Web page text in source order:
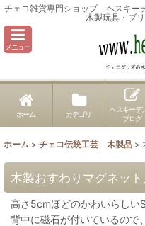
チェコ雑貨専門ショップ ヘスキ
木製玩具・ブ
メニュー
ホーム カテゴリ
ヘスキーデ
ブログ
ホーム > チェコ伝統工芸 木製品 >
木製おすわりマグネッ
高さ5cmほどのかわいらしい
背中に磁石が付いているので